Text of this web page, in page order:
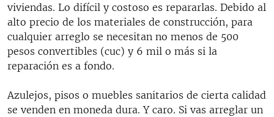
viviendas. Lo difícil y costoso es repararlas. Debido al
alto precio de los materiales de construcción, para
cualquier arreglo se necesitan no menos de 500
pesos convertibles (cuc) y 6 mil o más si la
reparación es a fondo.
Azulejos, pisos o muebles sanitarios de cierta calidad
se venden en moneda dura. Y caro. Si vas arreglar un